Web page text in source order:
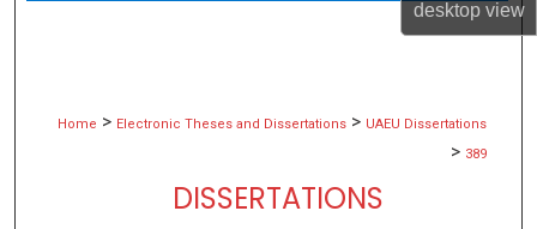
desktopview
Home > Electronic Theses and Dissertations > UAEU Dissertations
> 389
DISSERTATIONS